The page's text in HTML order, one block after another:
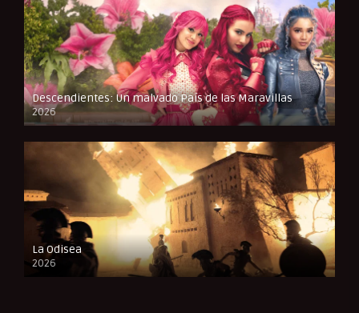
Descendientes: Un malvado País de las Maravillas
2026
FULL HD
La Odisea
2026
CAM